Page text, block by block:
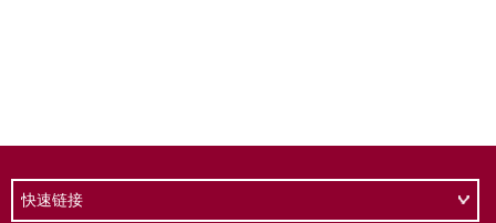
快速链接